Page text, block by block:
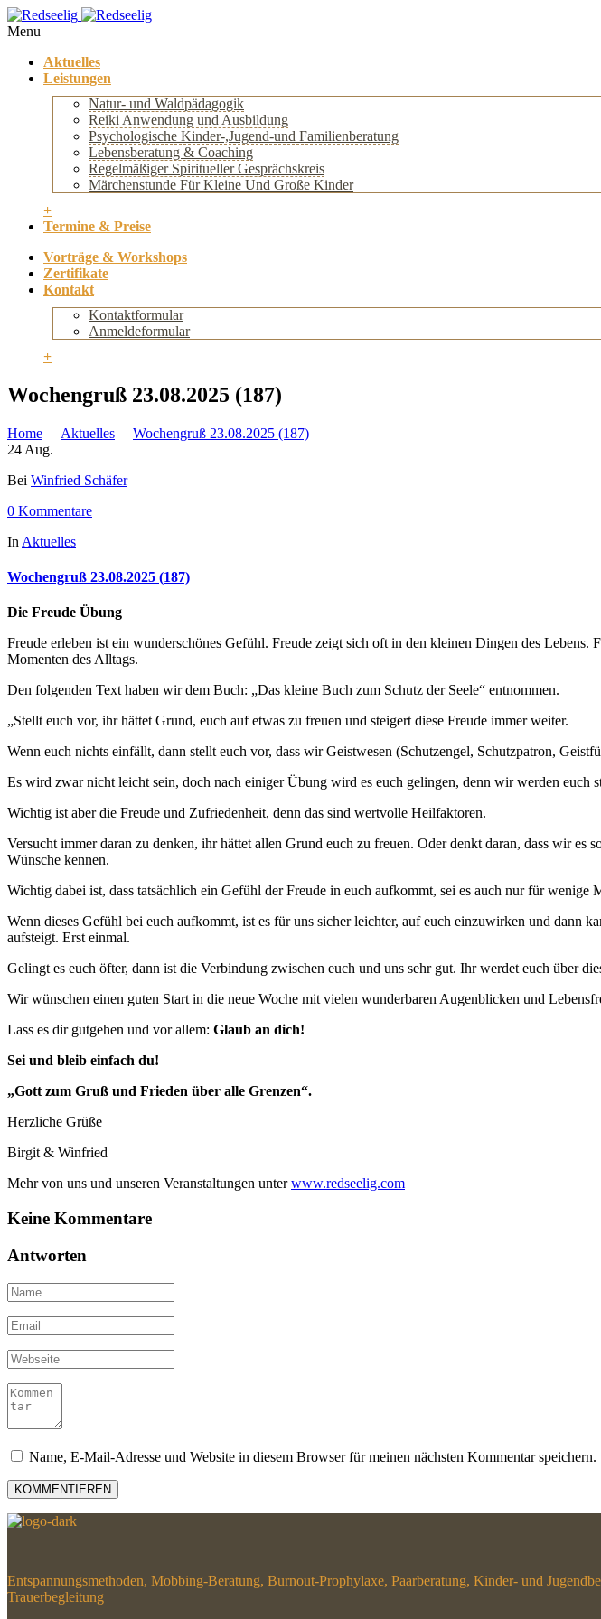
Menu
Aktuelles
Leistungen
Natur- und Waldpädagogik
Reiki Anwendung und Ausbildung
Psychologische Kinder-,Jugend-und Familienberatung
Lebensberatung & Coaching
Regelmäßiger Spiritueller Gesprächskreis
Märchenstunde Für Kleine Und Große Kinder
+
Termine & Preise
Vorträge & Workshops
Zertifikate
Kontakt
Kontaktformular
Anmeldeformular
+
Wochengruß 23.08.2025 (187)
Home Aktuelles
Wochengruß 23.08.2025 (187)
24 Aug.
Bei Winfried Schäfer
0 Kommentare
In Aktuelles
Wochengruß 23.08.2025 (187)
Die Freude Übung
Freude erleben ist ein wunderschönes Gefühl. Freude zeigt sich oft in den kleinen Dingen des
Momenten des Alltags.
Den folgenden Text haben wir dem Buch: „Das kleine Buch zum Schutz der Seele“ entnommen.
„Stellt euch vor, ihr hättet Grund, euch auf etwas zu freuen und steigert diese Freude immer weiter.
Wenn euch nichts einfällt, dann stellt euch vor, dass wir Geistwesen (Schutzengel, Schutzpatron,
Es wird zwar nicht leicht sein, doch nach einiger Übung wird es euch gelingen, denn wir werden euch
Wichtig ist aber die Freude und Zufriedenheit, denn das sind wertvolle Heilfaktoren.
Versucht immer daran zu denken, ihr hättet allen Grund euch zu freuen. Oder denkt daran, dass wir
Wünsche kennen.
Wichtig dabei ist, dass tatsächlich ein Gefühl der Freude in euch aufkommt, sei es auch nur für wenige
Wenn dieses Gefühl bei euch aufkommt, ist es für uns sicher leichter, auf euch einzuwirken und dann
aufsteigt. Erst einmal.
Gelingt es euch öfter, dann ist die Verbindung zwischen euch und uns sehr gut. Ihr werdet euch über
Wir wünschen einen guten Start in die neue Woche mit vielen wunderbaren Augenblicken und
Lass es dir gutgehen und vor allem: Glaub an dich!
Sei und bleib einfach du!
„Gott zum Gruß und Frieden über alle Grenzen“.
Herzliche Grüße
Birgit & Winfried
Mehr von uns und unseren Veranstaltungen unterwww.redseelig.com
Keine Kommentare
Antworten
Name, E-Mail-Adresse und Website in diesem Browser für meinen nächsten Kommentar speichern.
Entspannungsmethoden, Mobbing-Beratung, Burnout-Prophylaxe, Paarberatung, Kinder- und
Trauerbegleitung